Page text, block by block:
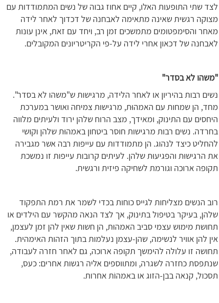
לצד שתי התופעות האלו, קיים אחוז גבוה של נשים המתמודדות עם
מצוקה רגשית שאינה מתאימה לאבחנה של דכדוך לאחר לידה
מאחר והסימפטומים מתמשכים זמן רב, ויחד עם זאת, אינן עונות
לאבחנה של דכאון אחרי לידה על-פי הקריטריונים המקובלים.
"משהו לא בסדר"
נשים רבות בהיריון או לאחר הלידה, מרגישות ש"משהו לא בסדר".
מחד, הן שמחות עם האמהוּת, מרגישות צמיחה ואושר במערכת
היחסים עם התינוק, ומאידך, מצב הרוח שלהן ירוד ולעיתים מלווה
בחרדה. נשים רבות מרגישות חוסר ביטחון באמהוּת שלהן וקושי
להחליט כיצד לנהוג. הן מתמודדות עם עייפות רבה אשר מגבירה
את הרגישוּת והפגיעוּת שלהן. לעיתים קרובות עייפות זו נמשכת
תקופה ארוכה וגורמת לשחיקה פיזית ורגשית.
רוב הנשים מצליחות לגייס כוחות בכדי לשמר את רמת התפקוד
שלהן, בעיקר בטיפול בתינוק, אך לצד הנאה מהקשר עם הילדים או
תחושת מימוש עצמי סביב האמהוּת, הן חשות שאין להן זמן לעצמן,
אין להן אוויר לנשימה, שהן-עצמן נעלמות בתוך הזהות האימהית.
תחושה זו עלולה להימשך תקופה ארוכה, גם לאחר חזרה לעבודה,
שנתפסת כחזרה לשגרה, ומתווספים אליה רגשות אחרים: כעס,
תסכול, קנאה בבן-הזוג או באמהוֹת אחרות.